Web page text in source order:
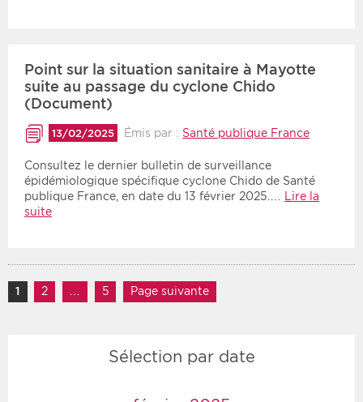
Point sur la situation sanitaire à Mayotte
suite au passage du cyclone Chido
(Document)
13/02/2025 Émis par : Santé publique France
Consultez le dernier bulletin de surveillance
épidémiologique spécifique cyclone Chido de Santé
publique France, en date du 13 février 2025.…
Lire la
suite
Navigation des articles
Page
1 Page
2 … Page
5 Page suivante
Sélection par date